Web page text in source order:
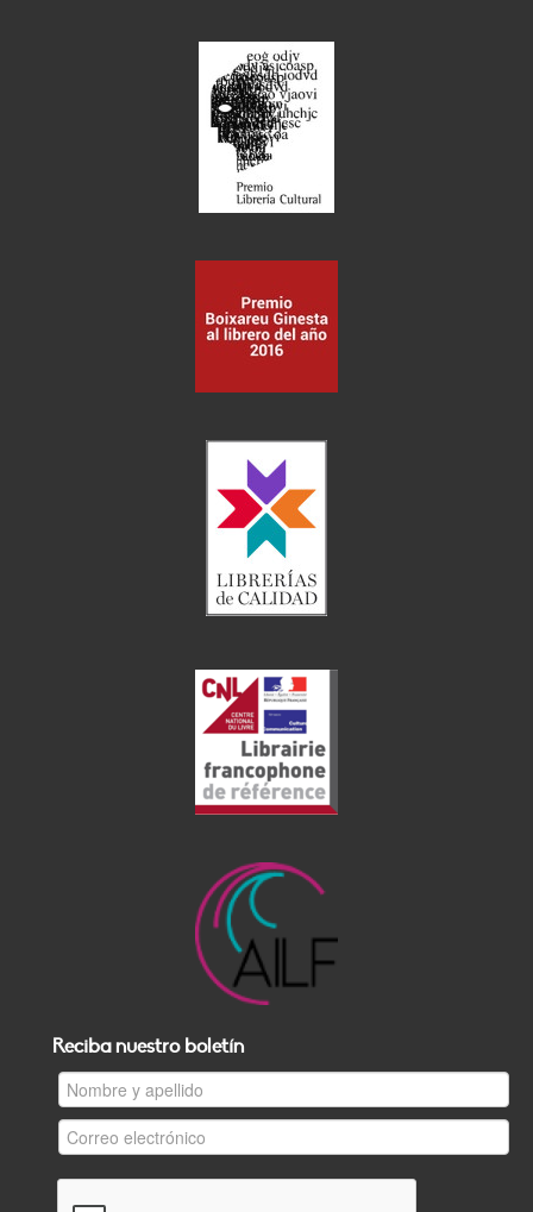
Reciba nuestro boletín